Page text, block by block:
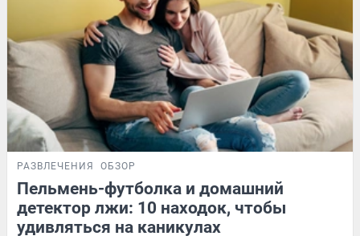
РАЗВЛЕЧЕНИЯ ОБЗОР
Пельмень-футболка и домашний
детектор лжи: 10 находок, чтобы
удивляться на каникулах